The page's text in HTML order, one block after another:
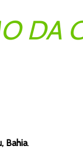
DA
Bahia.